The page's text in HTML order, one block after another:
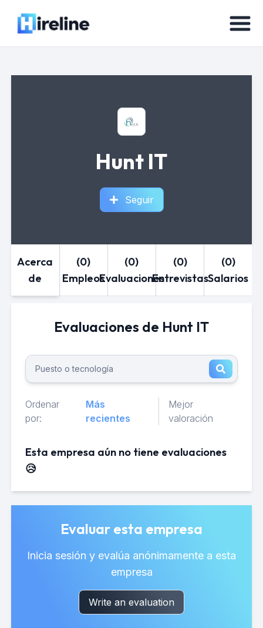
Hunt IT
Seguir
Acerca
de
(0)
Empleos
(0)
Evaluaciones
(0)
Entrevistas
(0)
Salarios
Evaluaciones de Hunt IT
Ordenar
por:
Más
recientes
Mejor
valoración
Esta empresa aún no tiene evaluaciones
😥
Evaluar esta empresa
Inicia sesión y evalúa anónimamente a esta
empresa
Write an evaluation